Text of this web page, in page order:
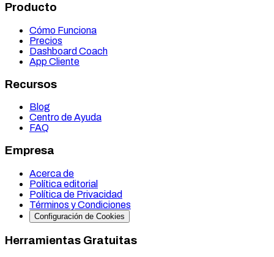
Producto
Cómo Funciona
Precios
Dashboard Coach
App Cliente
Recursos
Blog
Centro de Ayuda
FAQ
Empresa
Acerca de
Política editorial
Política de Privacidad
Términos y Condiciones
Configuración de Cookies
Herramientas Gratuitas